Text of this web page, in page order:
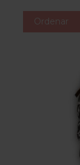
Ordenar